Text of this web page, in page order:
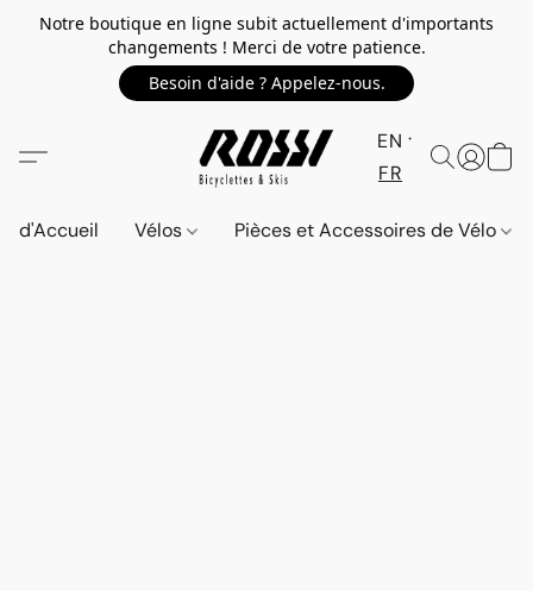
Notre boutique en ligne subit actuellement d'importants
changements ! Merci de votre patience.
Besoin d'aide ? Appelez-nous.
EN
FR
d'Accueil Vélos Pièces et Accessoires de Vélo